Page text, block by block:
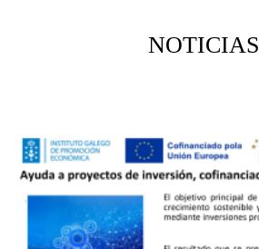
NOTICIAS